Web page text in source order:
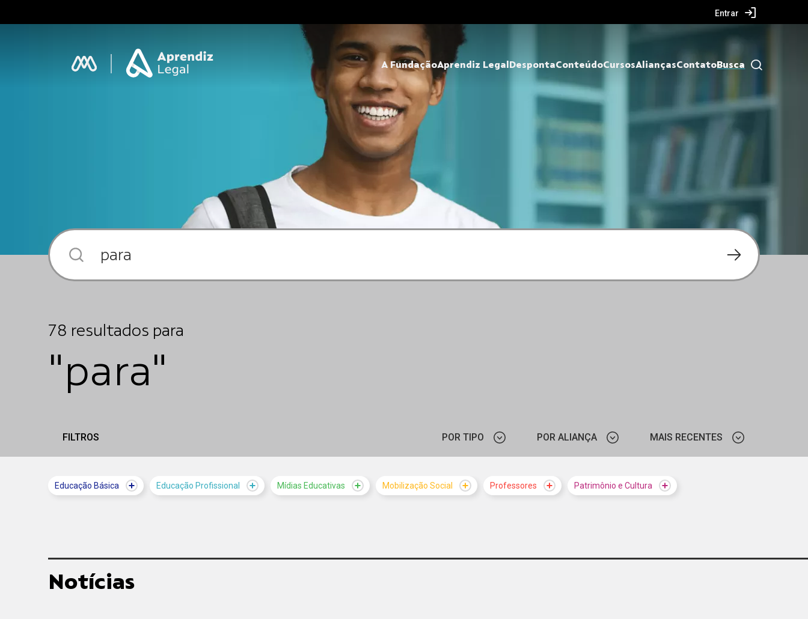
Entrar
A FundaçãoAprendiz Legal DespontaConteúdoCursosAliançasContatoBusca
78 resultados para
"para"
FILTROS POR TIPO
PUBLICAÇÃO
POR ALIANÇA MAIS RECENTES
Educação Básica Educação Profissional Mídias Educativas Mobilização Social Professores Patrimônio e Cultura
Notícias